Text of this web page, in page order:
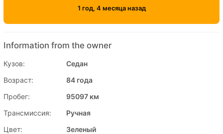
1 год, 4 месяца назад
Information from the owner
Кузов:
Седан
Возраст:
84 года
Пробег:
95097 км
Трансмиссия:
Ручная
Цвет:
Зеленый